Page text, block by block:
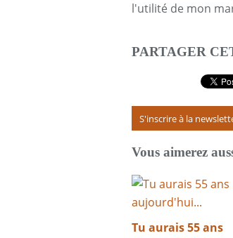
l'utilité de mon
PARTAGER
S'inscrire à la
Vous aimerez
Tu aurais 55 ans